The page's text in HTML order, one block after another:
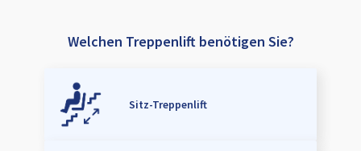
Welchen Treppenlift benötigen Sie?
Sitz-Treppenlift